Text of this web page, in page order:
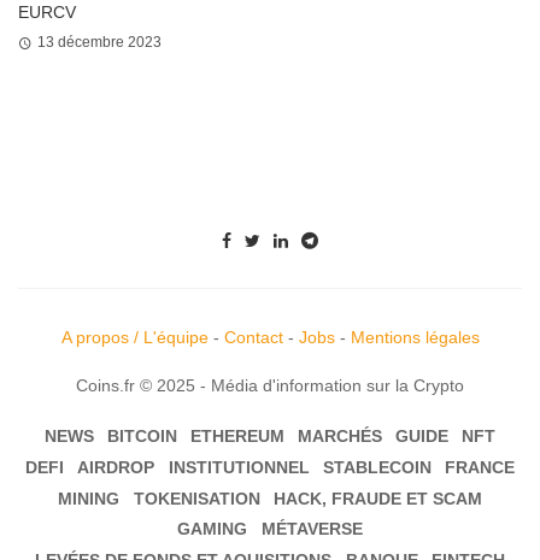
EURCV
13 décembre 2023
A propos / L'équipe- Contact- Jobs- Mentions légales
Coins.fr © 2025 - Média d'information sur la Crypto
NEWS BITCOIN ETHEREUM MARCHÉS GUIDE
NFT
DEFI
AIRDROP INSTITUTIONNEL STABLECOIN
FRANCE
MINING
TOKENISATION
HACK, FRAUDE ET SCAM
GAMING
MÉTAVERSE